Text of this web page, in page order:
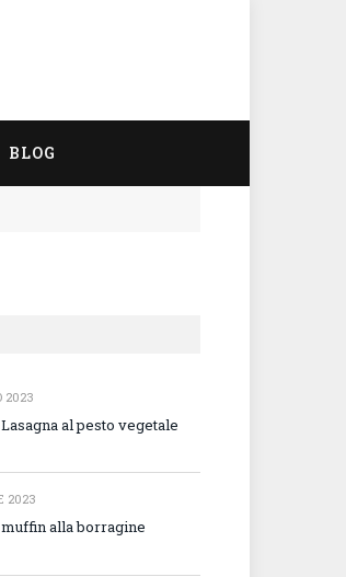
BLOG
2023
al pesto vegetale
2023
alla borragine